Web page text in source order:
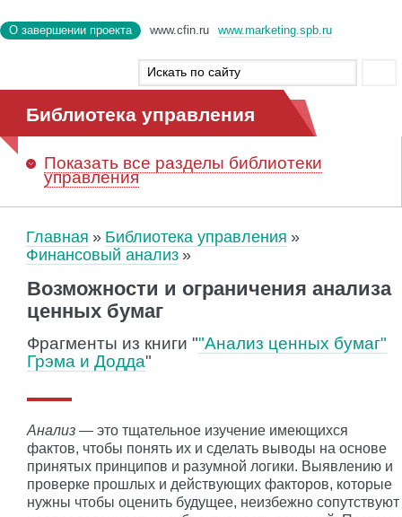
О завершении проекта www.cfin.ru www.marketing.spb.ru
Библиотека управления
Показать все разделы библиотеки
управления
Главная
Библиотека управления
Финансовый анализ
Возможности и ограничения анализа
ценных бумаг
Фрагменты из книги ""Анализ ценных бумаг"
Грэма и Додда"
Анализ — это тщательное изучение имеющихся
фактов, чтобы понять их и сделать выводы на основе
принятых принципов и разумной логики. Выявлению и
проверке прошлых и действующих факторов, которые
нужны чтобы оценить будущее, неизбежно сопутствуют